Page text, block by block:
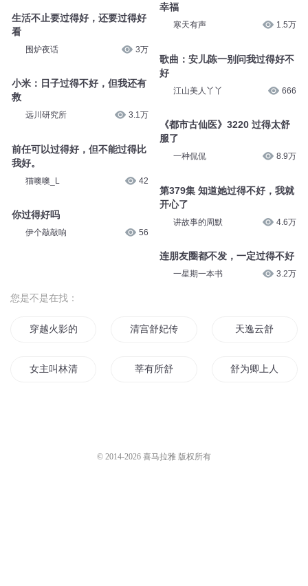
生活不止要过得好，还要过得好
看
围炉夜话 3万
小米：日子过得不好，但我还有
救
远川研究所 3.1万
前任可以过得好，但不能过得比
我好。
猫噢噢_L 42
你过得好吗
伊个敲敲响 56
幸福
寒天有声 1.5万
歌曲：安儿陈一别问我过得好不
好
江山美人丫丫 666
《都市古仙医》3220 过得太舒
服了
一种侃侃 8.9万
第379集 知道她过得不好，我就
开心了
讲故事的周默 4.6万
连朋友圈都不发，一定过得不好
一星期一本书 3.2万
您是不是在找：
穿越火影的国服剑仙 清宫舒妃传 天逸云舒
女主叫林清舒 莘有所舒 舒为卿上人
© 2014-2026 喜马拉雅 版权所有